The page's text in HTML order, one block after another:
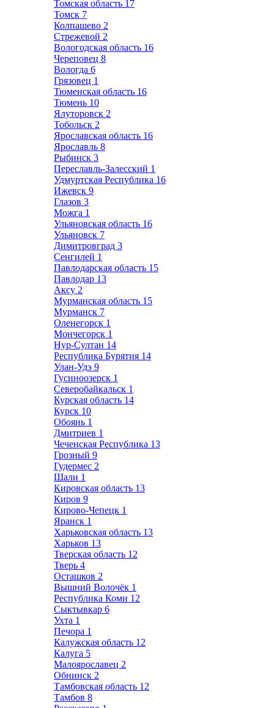
Томская область 17
Томск 7
Колпашево 2
Стрежевой 2
Вологодская область 16
Череповец 8
Вологда 6
Грязовец 1
Тюменская область 16
Тюмень 10
Ялуторовск 2
Тобольск 2
Ярославская область 16
Ярославль 8
Рыбинск 3
Переславль-Залесский 1
Удмуртская Республика 16
Ижевск 9
Глазов 3
Можга 1
Ульяновская область 16
Ульяновск 7
Димитровград 3
Сенгилей 1
Павлодарская область 15
Павлодар 13
Аксу 2
Мурманская область 15
Мурманск 7
Оленегорск 1
Мончегорск 1
Нур-Султан 14
Республика Бурятия 14
Улан-Удэ 9
Гусиноозерск 1
Северобайкальск 1
Курская область 14
Курск 10
Обоянь 1
Дмитриев 1
Чеченская Республика 13
Грозный 9
Гудермес 2
Шали 1
Кировская область 13
Киров 9
Кирово-Чепецк 1
Яранск 1
Харьковская область 13
Харьков 13
Тверская область 12
Тверь 4
Осташков 2
Вышний Волочёк 1
Республика Коми 12
Сыктывкар 6
Ухта 1
Печора 1
Калужская область 12
Калуга 5
Малоярославец 2
Обнинск 2
Тамбовская область 12
Тамбов 8